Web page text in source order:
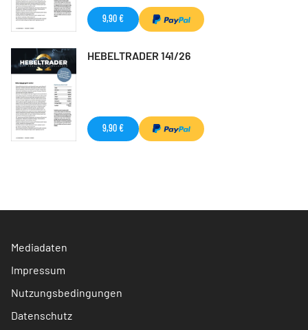
9,90 €
HEBELTRADER 141/26
9,90 €
Mediadaten
Impressum
Nutzungsbedingungen
Datenschutz